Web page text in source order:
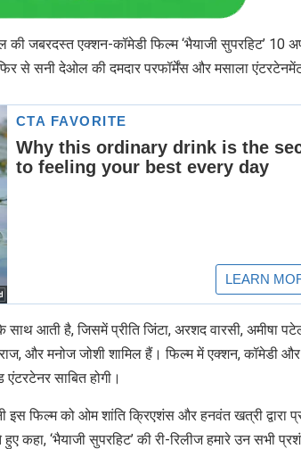
की जबरदस्त एक्शन-कॉमेडी फिल्म ‘भैयाजी सुपरहिट’ 10
फिर से सनी देओल की दमदार परफॉर्मेंस और मसाला
साथ आती है, जिसमें प्रीति जिंटा, अरशद वारसी, अमीषा
और मनोज जोशी शामिल हैं। फिल्म में एक्शन, कॉमेडी और
साबित होगी।
इस फिल्म को ओम शांति क्रिएशंस और हनवंत खत्री द्वारा
कहा, ‘भैयाजी सुपरहिट’ की री-रिलीज हमारे उन सभी